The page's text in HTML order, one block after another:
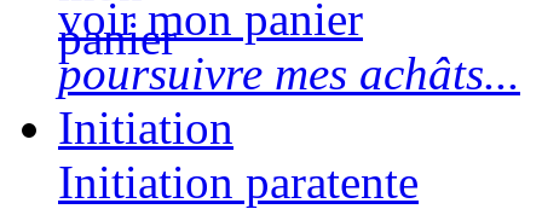
voir mon panier
poursuivre mes achâts...
Initiation
Initiation paratente